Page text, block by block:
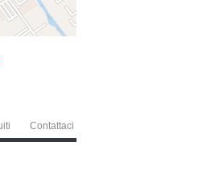
Contattaci